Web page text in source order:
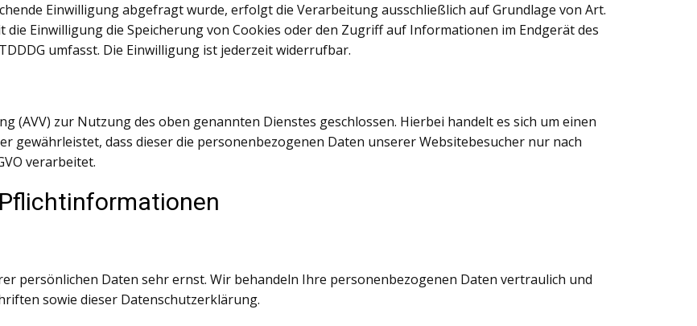
Einwilligung abgefragt wurde, erfolgt die Verarbeitung ausschließlich auf Grundlage von Art.
die Einwilligung die Speicherung von Cookies oder den Zugriff auf Informationen im Endgerät des
umfasst. Die Einwilligung ist jederzeit widerrufbar.
(AVV) zur Nutzung des oben genannten Dienstes geschlossen. Hierbei handelt es sich um einen
gewährleistet, dass dieser die personenbezogenen Daten unserer Websitebesucher nur nach
verarbeitet.
persönlichen Daten sehr ernst. Wir behandeln Ihre personenbezogenen Daten vertraulich und
sowie dieser Datenschutzerklärung.